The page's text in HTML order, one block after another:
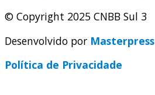
© Copyright 2025 CNBB Sul 3
Desenvolvido por Masterpress
Política de Privacidade